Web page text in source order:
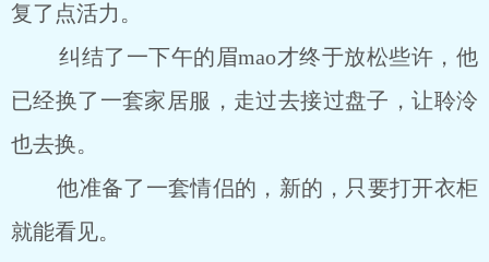
复了点活力。
纠结了一下午的眉mao才终于放松些许，他
已经换了一套家居服，走过去接过盘子，让聆泠
也去换。
他准备了一套情侣的，新的，只要打开衣柜
就能看见。